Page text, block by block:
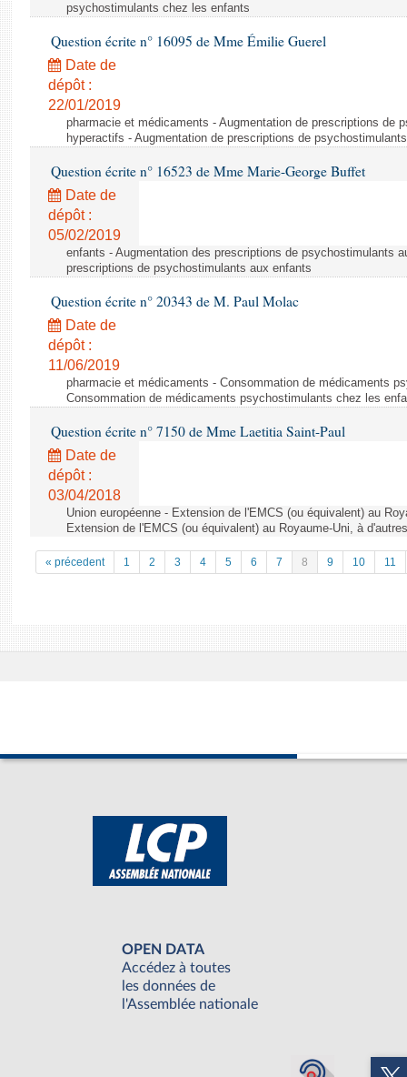
psychostimulants chez les enfants
Question écrite n° 16095 de Mme Émilie Guerel
Date de
dépôt :
22/01/2019
pharmacie et médicaments - Augmentation de prescriptions de
hyperactifs - Augmentation de prescriptions de
Question écrite n° 16523 de Mme Marie-George Buffet
Date de
dépôt :
05/02/2019
enfants - Augmentation des prescriptions de psychostimulants
prescriptions de psychostimulants aux enfants
Question écrite n° 20343 de M. Paul Molac
Date de
dépôt :
11/06/2019
pharmacie et médicaments - Consommation de médicaments
Consommation de médicaments psychostimulants chez les
Question écrite n° 7150 de Mme Laetitia Saint-Paul
Date de
dépôt :
03/04/2018
Union européenne - Extension de l'EMCS (ou équivalent) au
Extension de l'EMCS (ou équivalent) au Royaume-Uni, à
« précedent 1 2 3 4 5 6 7 8 9 10 11
OPEN DATA
Accédez à toutes
les données de
l'Assemblée nationale